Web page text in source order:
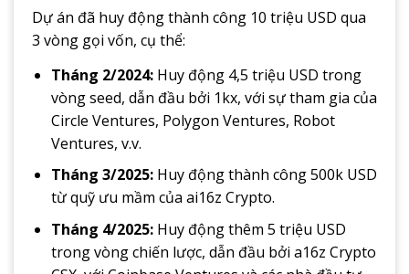
Dự án đã huy động thành công 10 triệu USD qua
3 vòng gọi vốn, cụ thể:
Tháng 2/2024:Huy động 4,5 triệu USD trong
vòng seed, dẫn đầu bởi 1kx, với sự tham gia của
Circle Ventures, Polygon Ventures, Robot
Ventures, v.v.
Tháng 3/2025:Huy động thành công 500k USD
từ quỹ ưu mầm của ai16z Crypto.
Tháng 4/2025:Huy động thêm 5 triệu USD
trong vòng chiến lược, dẫn đầu bởi a16z Crypto